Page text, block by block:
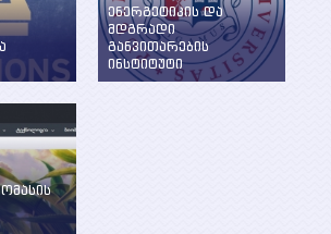
ენერგეტიკის და
მდგრადი
განვითარების
ინსტიტუტი
WEG-მა დააფუძნა